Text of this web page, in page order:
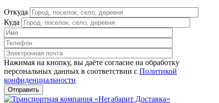
Откуда
Куда
Нажимая на кнопку, вы даёте согласие на обработку
персональных данных в соответствии c Политикой
конфиденциальности